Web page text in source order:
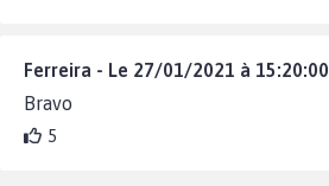
Ferreira - Le 27/01/2021 à 15:20:00
Bravo
5